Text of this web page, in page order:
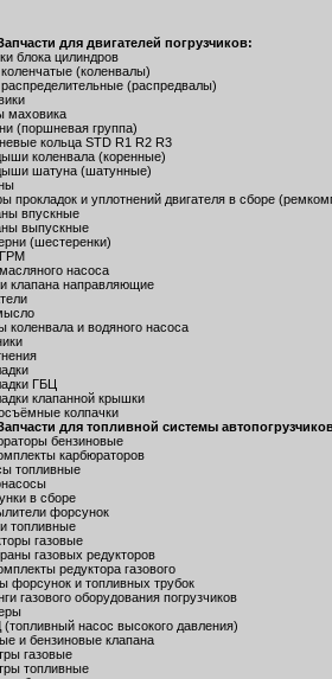
для двигателей погрузчиков:
блока цилиндров
(коленвалы)
(распредвалы)
маховика
(поршневая группа)
кольца STD R1 R2 R3
коленвала (коренные)
шатуна (шатунные)
и уплотнений двигателя в сборе
впускные
выпускные
(шестеренки)
ГРМ
насоса
клапана направляющие
коленвала и водяного насоса
ГБЦ
клапанной крышки
колпачки
для топливной системы
бензиновые
карбюраторов
топливные
в сборе
форсунок
топливные
газовые
газовых редукторов
редуктора газового
форсунок и топливных трубок
газового оборудования погрузчиков
насос высокого давления)
и бензиновые клапана
газовые
топливные